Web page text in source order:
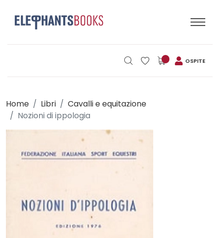
OSPITE
Home Libri
Cavalli e equitazione
Nozioni di ippologia